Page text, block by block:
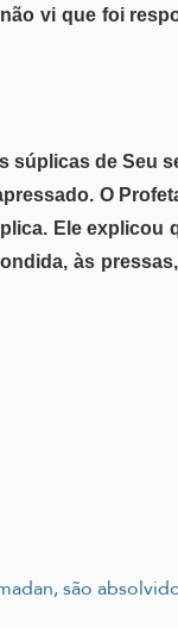
vi que foi
súplicas de Seu
O
Ele explicou
às
são